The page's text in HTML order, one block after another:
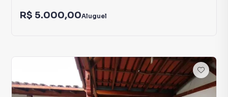
R$ 5.000,00Aluguel